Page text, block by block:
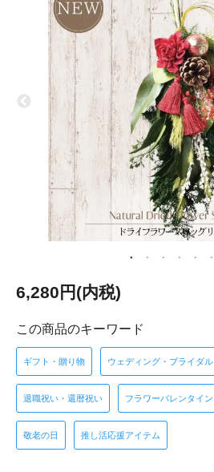
6,280円(内税)
この商品のキーワード
ギフト・贈り物 ウェディング・ブライダル
退職祝い・還暦祝い フラワーバレンタイン
敬老の日 推し活応援アイテム